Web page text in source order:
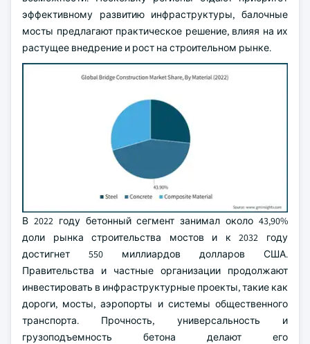
эффективному развитию инфраструктуры, балочные
мосты предлагают практическое решение, влияя на их
растущее внедрение и рост на строительном рынке.
В 2022 году бетонный сегмент занимал около 43,90%
доли рынка строительства мостов и к 2032 году
достигнет 550 миллиардов долларов США.
Правительства и частные организации продолжают
инвестировать в инфраструктурные проекты, такие как
дороги, мосты, аэропорты и системы общественного
транспорта. Прочность, универсальность и
грузоподъемность бетона делают его